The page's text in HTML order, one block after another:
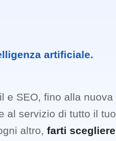
artificiale.
e SEO, fino alla nuova
al servizio di tutto il tuo
altro, farti scegliere